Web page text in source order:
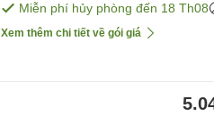
Miễn phí hủy phòng đến 18 Th08
Xem thêm chi tiết về gói giá